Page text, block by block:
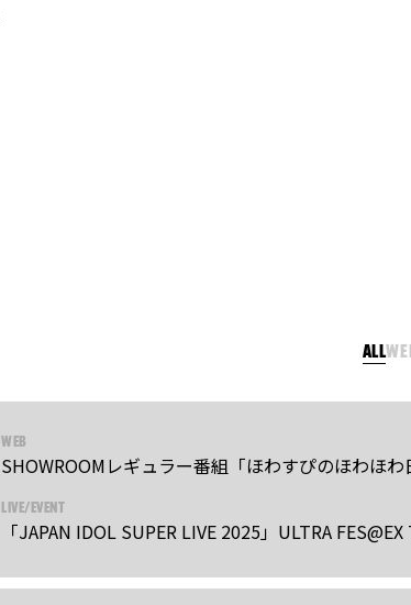
ALL
WEB
SHOWROOMレギュラー番組「ほわすぴのほわほわ
LIVE/EVENT
「JAPAN IDOL SUPER LIVE 2025」ULTRA